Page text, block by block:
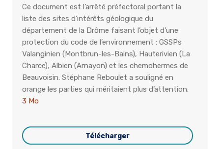
Ce document est l’arrêté préfectoral portant la
liste des sites d’intérêts géologique du
département de la Drôme faisant l’objet d’une
protection du code de l’environnement : GSSPs
Valanginien (Montbrun-les-Bains), Hauterivien (La
Charce), Albien (Arnayon) et les chemohermes de
Beauvoisin. Stéphane Reboulet a souligné en
orange les parties qui méritaient plus d’attention.
3 Mo
Télécharger